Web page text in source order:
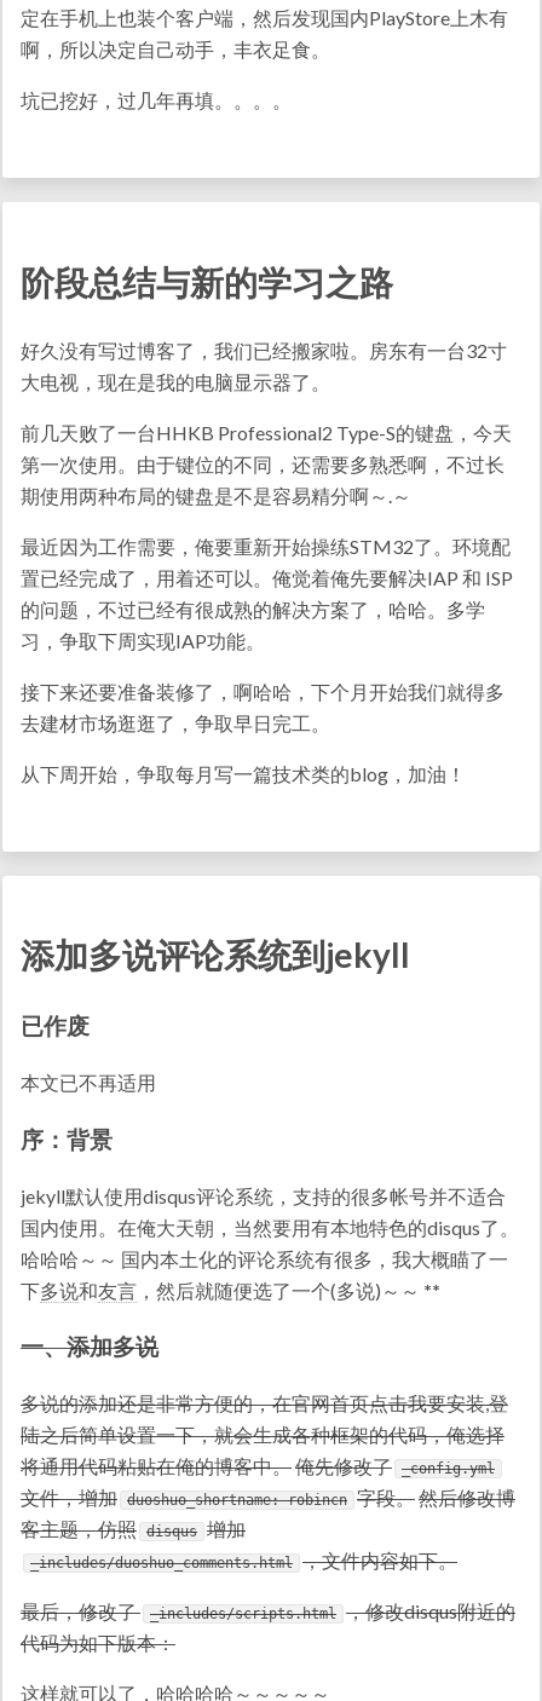
定在手机上也装个客户端，然后发现国内PlayStore上木有
啊，所以决定自己动手，丰衣足食。
坑已挖好，过几年再填。。。。
阶段总结与新的学习之路
好久没有写过博客了，我们已经搬家啦。房东有一台32寸
大电视，现在是我的电脑显示器了。
前几天败了一台HHKB Professional2 Type-S的键盘，今天
第一次使用。由于键位的不同，还需要多熟悉啊，不过长
期使用两种布局的键盘是不是容易精分啊～.～
最近因为工作需要，俺要重新开始操练STM32了。环境配
置已经完成了，用着还可以。俺觉着俺先要解决IAP 和 ISP
的问题，不过已经有很成熟的解决方案了，哈哈。多学
习，争取下周实现IAP功能。
接下来还要准备装修了，啊哈哈，下个月开始我们就得多
去建材市场逛逛了，争取早日完工。
从下周开始，争取每月写一篇技术类的blog，加油！
添加多说评论系统到jekyll
已作废
本文已不再适用
序：背景
jekyll默认使用disqus评论系统，支持的很多帐号并不适合
国内使用。在俺大天朝，当然要用有本地特色的disqus了。
哈哈哈～～ 国内本土化的评论系统有很多，我大概瞄了一
下多说和友言 ，然后就随便选了一个(多说)～～ **
一、添加多说
多说的添加还是非常方便的，在官网首页点击我要安装,登
陆之后简单设置一下，就会生成各种框架的代码，俺选择
将通用代码粘贴在俺的博客中。俺先修改了 _config.yml
文件，增加 duoshuo_shortname: robincn 字段。然后修改博
客主题，仿照 disqus 增加
_includes/duoshuo_comments.html ，文件内容如下。
最后，修改了 _includes/scripts.html ，修改disqus附近的
代码为如下版本：
这样就可以了，哈哈哈哈～～～～～